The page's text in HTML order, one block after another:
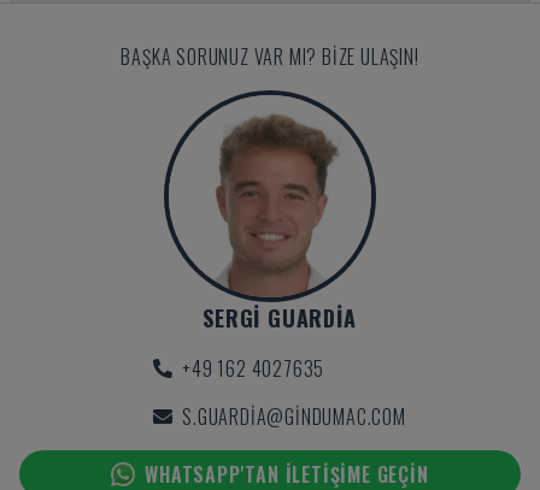
BAŞKA SORUNUZ VAR MI? BIZE ULAŞIN!
SERGI GUARDIA
+49 162 4027635
S.GUARDIA@GINDUMAC.COM
WHATSAPP'TAN ILETIŞIME GEÇIN